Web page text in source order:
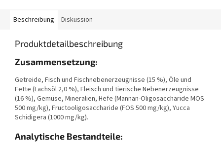
Beschreibung Diskussion
Produktdetailbeschreibung
Zusammensetzung:
Getreide, Fisch und Fischnebenerzeugnisse (15 %), Öle und
Fette (Lachsöl 2,0 %), Fleisch und tierische Nebenerzeugnisse
(16 %), Gemüse, Mineralien, Hefe (Mannan-Oligosaccharide MOS
500 mg/kg), Fructooligosaccharide (FOS 500 mg/kg), Yucca
Schidigera (1000 mg/kg).
Analytische Bestandteile: